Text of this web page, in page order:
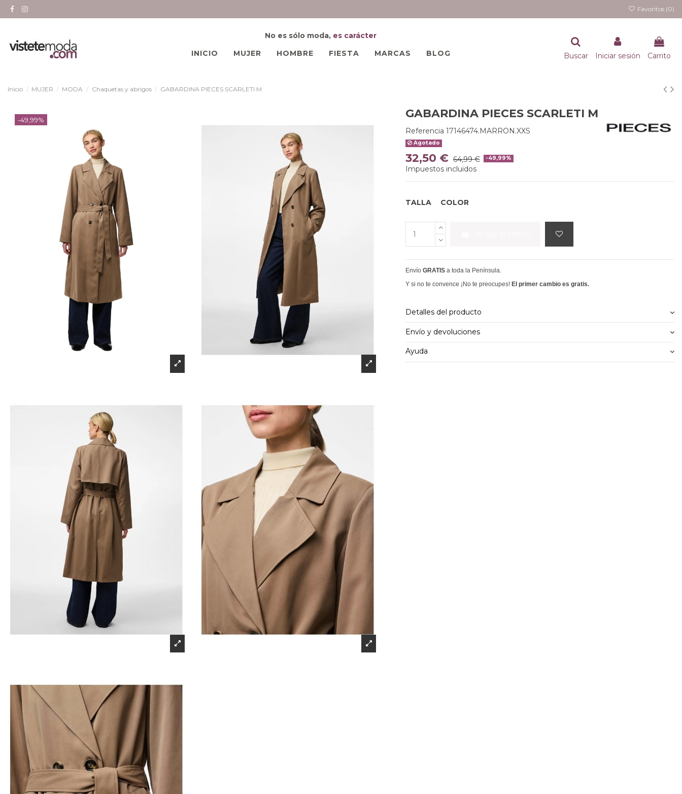
Favoritos (0)
No es sólo moda, es carácter
INICIO
MUJER HOMBRE FIESTA MARCAS BLOG Buscar Iniciar sesión Carrito
Inicio MUJER MODA Chaquetas y abrigos GABARDINA PIECES SCARLETI M
-49,99% GABARDINA PIECES SCARLETI M
Referencia 17146474.MARRON.XXS
Agotado
32,50 € 64,99 € -49,99%
Impuestos incluidos
TALLA COLOR
Envío GRATIS a toda la Península.
Y si no te convence ¡No te preocupes! El primer cambio es gratis.
Detalles del producto
Envío y devoluciones
Ayuda